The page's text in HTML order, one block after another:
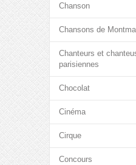
Chanson
Chansons de
Chanteurs et
parisiennes
Chocolat
Cinéma
Cirque
Concours